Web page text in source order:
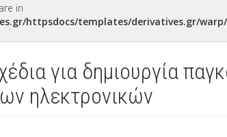
in
httpsdocs/templates/derivatives.gr/
για δημιουργία
ηλεκτρονικών